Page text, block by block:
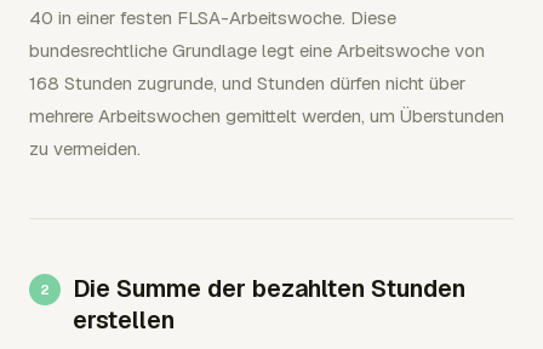
40 in einer festen FLSA-Arbeitswoche. Diese
bundesrechtliche Grundlage legt eine Arbeitswoche von
168 Stunden zugrunde, und Stunden dürfen nicht über
mehrere Arbeitswochen gemittelt werden, um Überstunden
zu vermeiden.
Die Summe der bezahlten Stunden
erstellen